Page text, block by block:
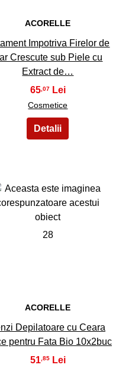
ACORELLE
Impotriva Firelor de
Crescute sub Piele cu
Extract de…
65,07
Cosmetice
28
ACORELLE
Depilatoare cu Ceara
pentru Fata Bio 10x2buc
51,85